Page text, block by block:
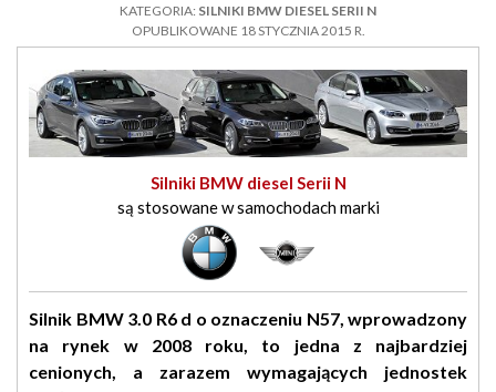
KATEGORIA: SILNIKI BMW DIESEL SERII N
OPUBLIKOWANE 18 STYCZNIA 2015 R.
Silniki BMW diesel Serii N
są stosowane w samochodach marki
Silnik BMW 3.0 R6 d o oznaczeniu N57, wprowadzony
na rynek w 2008 roku, to jedna z najbardziej
cenionych, a zarazem wymagających jednostek